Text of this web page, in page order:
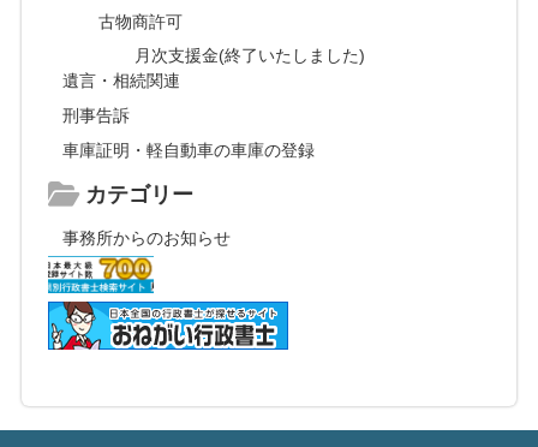
古物商許可
月次支援金(終了いたしました)
遺言・相続関連
刑事告訴
車庫証明・軽自動車の車庫の登録
カテゴリー
事務所からのお知らせ